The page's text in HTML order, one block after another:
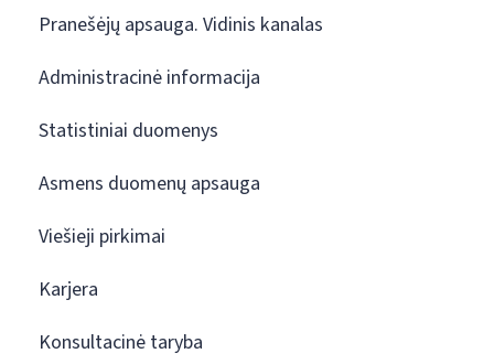
Pranešėjų apsauga. Vidinis kanalas
Administracinė informacija
Statistiniai duomenys
Asmens duomenų apsauga
Viešieji pirkimai
Karjera
Konsultacinė taryba